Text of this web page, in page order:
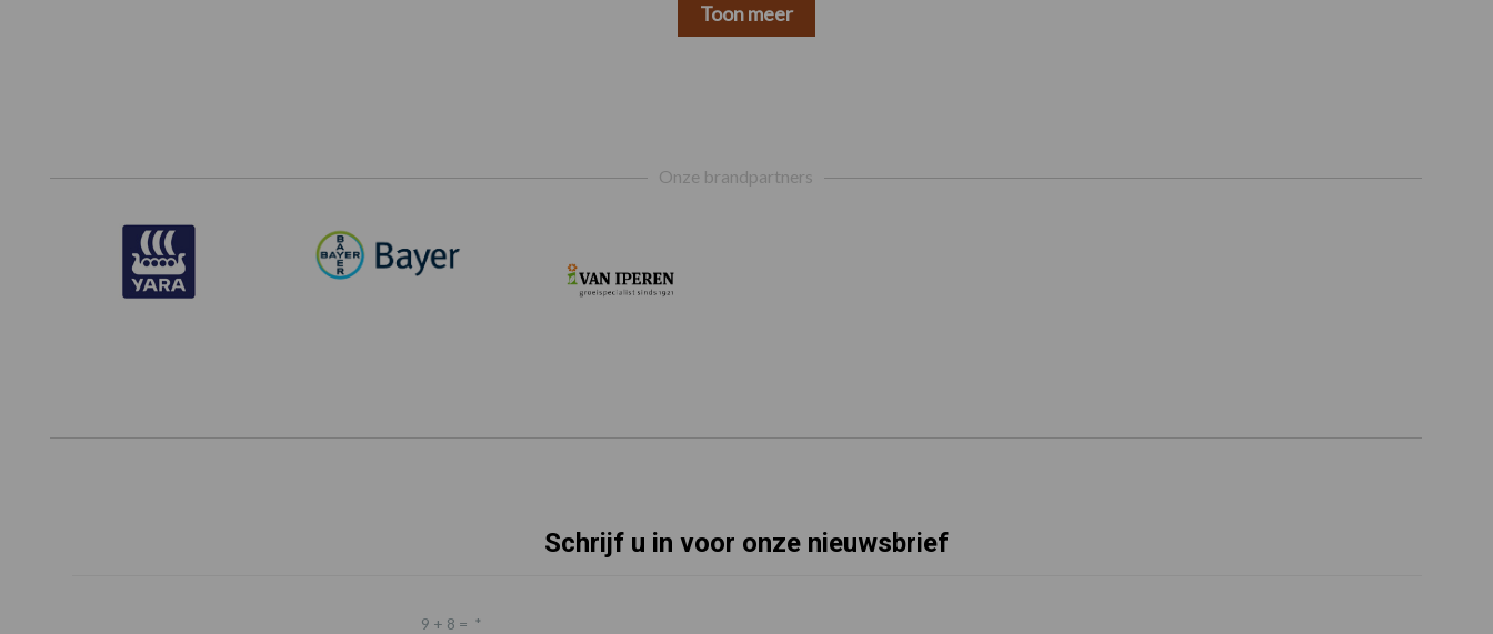
Toon meer
Onze brandpartners
Schrijf u in voor onze nieuwsbrief
9 + 8 = *